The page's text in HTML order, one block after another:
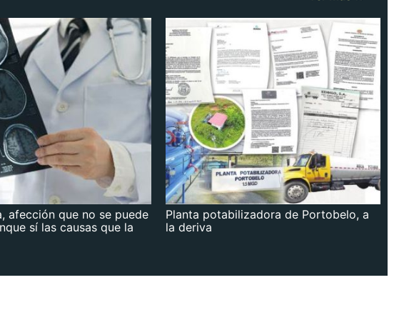
afección que no se puede
sí las causas que la
Planta potabilizadora de Portobelo, a
la deriva